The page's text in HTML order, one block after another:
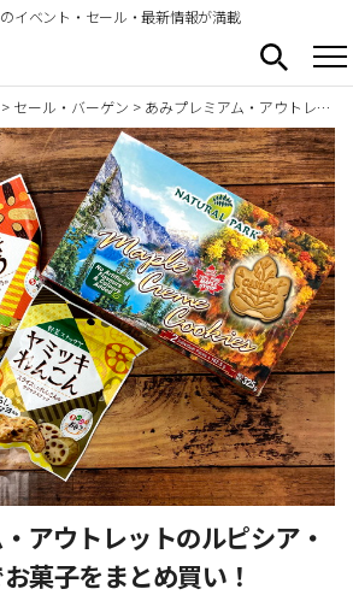
イベント・セール・最新情報が満載
> セール・バーゲン > あみプレミアム・アウトレットのルピシア・ボンマルシェでお菓子をまとめ買い！
アウトレットのルピシア・
菓子をまとめ買い！